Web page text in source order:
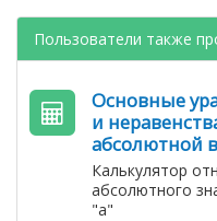
Пользователи также
Основные
и
абсолютной
Калькулятор
абсолютного
"а"